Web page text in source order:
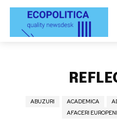
ABUZURI ACADEMICA
AFACERI